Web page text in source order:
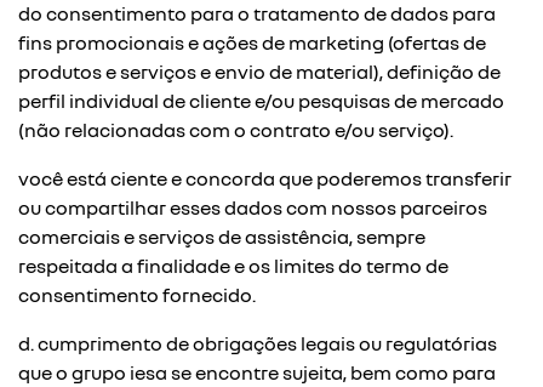
do consentimento para o tratamento de dados para
fins promocionais e ações de marketing (ofertas de
produtos e serviços e envio de material), definição de
perfil individual de cliente e/ou pesquisas de mercado
(não relacionadas com o contrato e/ou serviço).
você está ciente e concorda que poderemos transferir
ou compartilhar esses dados com nossos parceiros
comerciais e serviços de assistência, sempre
respeitada a finalidade e os limites do termo de
consentimento fornecido.
d. cumprimento de obrigações legais ou regulatórias
que o grupo iesa se encontre sujeita, bem como para